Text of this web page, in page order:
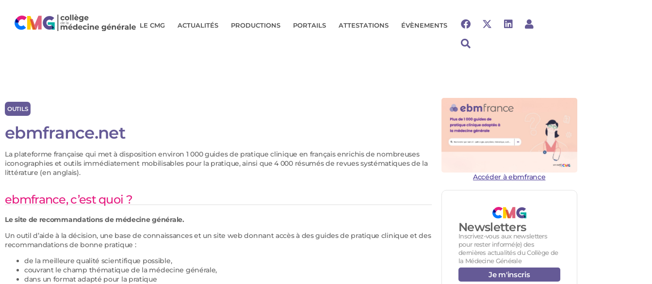
LE CMG ACTUALITÉS PRODUCTIONS PORTAILS ATTESTATIONS ÉVÈNEMENTS
OUTILS
ebmfrance.net
La plateforme française qui met à disposition environ 1 000 guides de pratique clinique en français enrichis de nombreuses
iconographies et outils immédiatement mobilisables pour la pratique, ainsi que 4 000 résumés de revues systématiques de la
littérature (en anglais).
ebmfrance, c’est quoi ?
Le site de recommandations de médecine générale.
Un outil d’aide à la décision, une base de connaissances et un site web donnant accès à des guides de pratique clinique et des
recommandations de bonne pratique :
de la meilleure qualité scientifique possible,
couvrant le champ thématique de la médecine générale,
dans un format adapté pour la pratique
Accéder à ebmfrance
Newsletters
Inscrivez-vous aux newsletters
pour rester informé(e) des
dernières actualités du Collège de
la Médecine Générale
Je m'inscris